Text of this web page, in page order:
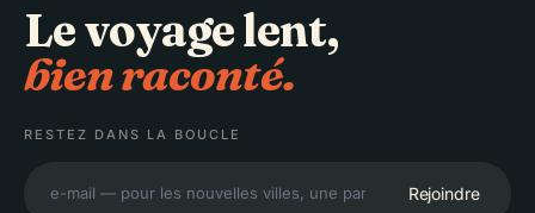
Le voyage lent,
bien raconté.
RESTEZ DANS LA BOUCLE
Rejoindre